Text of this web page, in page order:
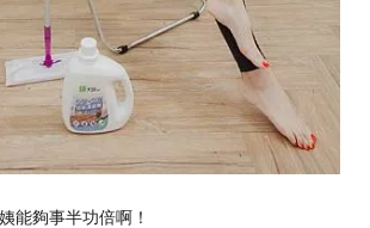
能夠事半功倍啊！